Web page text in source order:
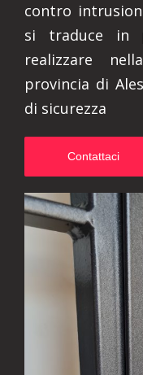
contro
si traduce in
realizzare
provincia di
di sicurezza
Contattaci